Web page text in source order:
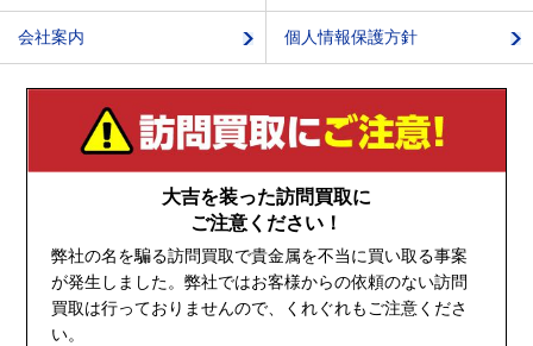
会社案内 個人情報保護方針
大吉を装った訪問買取に
ご注意ください！
弊社の名を騙る訪問買取で貴金属を不当に買い取る事案
が発生しました。弊社ではお客様からの依頼のない訪問
買取は行っておりませんので、くれぐれもご注意くださ
い。